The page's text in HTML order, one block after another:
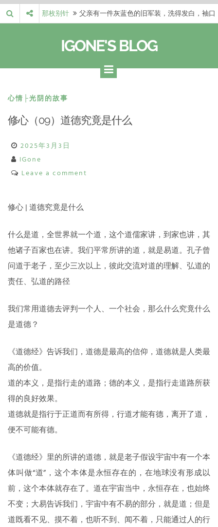
Skip
to
那枚别针
父亲有一件灰蓝色的旧军装，洗得发白，袖口
自己的生活和命…
梁冬 |…
梁冬：有一些人在某个阶段掌握了第一性原
理，完成了一次彻…
梁冬 |…
梁冬：总还有那么百分之一的人，既不努力，
IGONE'S BLOG
心情├光阴的故事
修心（09）道德究竟是什么
2025年3月3日
IGone
Leave a comment
修心 | 道德究竟是什么
什么是道，全世界就一个道，这个道儒家讲，到家也讲，其
他诸子百家也在讲。我们平常所讲的道，就是易道。孔子曾
问道于老子，至少三次以上，彼此交流对道的理解、弘道的
责任、弘道的路径
我们常用道德去评判一个人、一个社会，那么什么究竟什么
是道德？
《道德经》告诉我们，道德是最高的信仰，道德就是人类最
高的价值。
道的本义，是指行走的道路；德的本义，是指行走道路所获
得的良好效果。
道德就是指行于正道而有所得，行道才能有德，离开了道，
便不可能有德。
《道德经》里的所讲的道德，就是老子假设宇宙中有一个本
体叫做“道”，这个本体是永恒存在的，在地球没有形成以
前，这个本体就存在了。道在宇宙当中，永恒存在，也始终
不变；大易告诉我们，宇宙中有不易的部分，就是道；但是
道既看不见、摸不着，也听不到、闻不着，只能通过人的行